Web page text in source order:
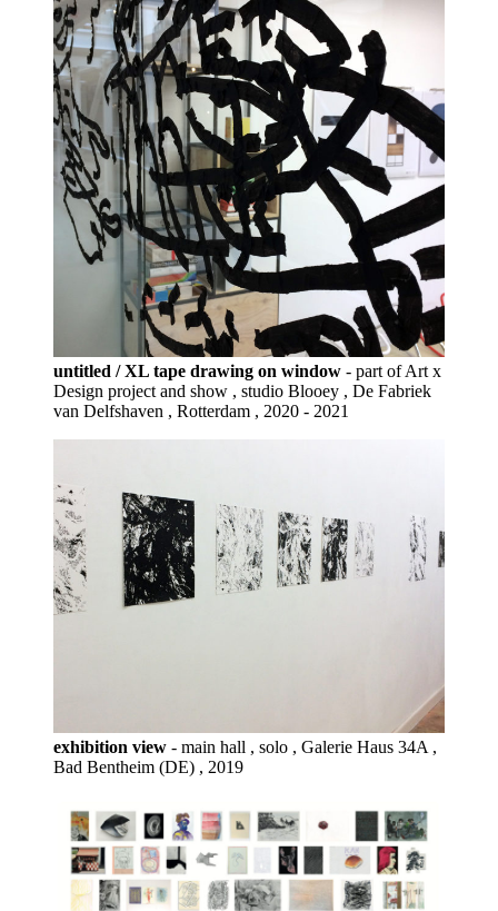
untitled / XL tape drawing on window - part of Art x
Design project and show , studio Blooey , De Fabriek
van Delfshaven , Rotterdam , 2020 - 2021
exhibition view - main hall , solo , Galerie Haus 34A ,
Bad Bentheim (DE) , 2019